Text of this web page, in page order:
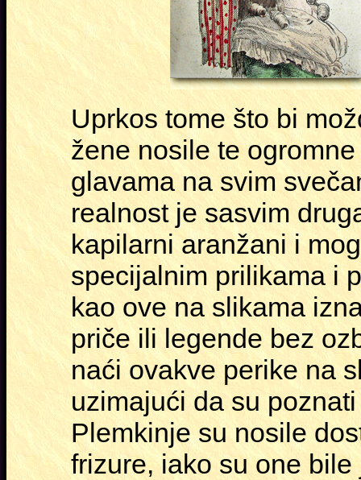
Uprkos tome što bi
žene nosile te
glavama na svim
realnost je sasvim
kapilarni aranžani i
specijalnim prilikama i
kao ove na slikama
priče ili legende bez
naći ovakve perike na
uzimajući da su
Plemkinje su nosile
frizure, iako su one